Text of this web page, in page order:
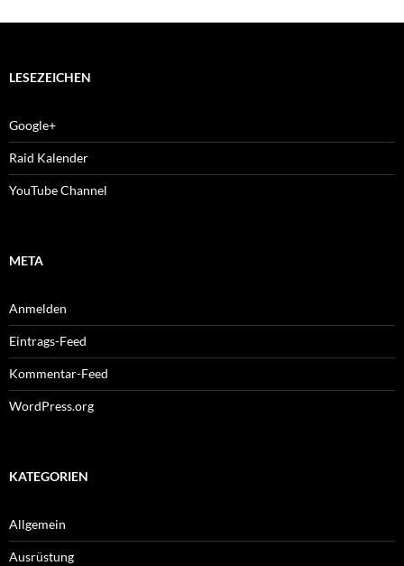
LESEZEICHEN
Google+
Raid Kalender
YouTube Channel
META
Anmelden
Eintrags-Feed
Kommentar-Feed
WordPress.org
KATEGORIEN
Allgemein
Ausrüstung